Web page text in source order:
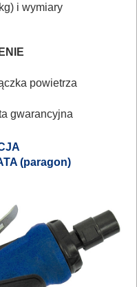
i wymiary
powietrza
gwarancyjna
(paragon)